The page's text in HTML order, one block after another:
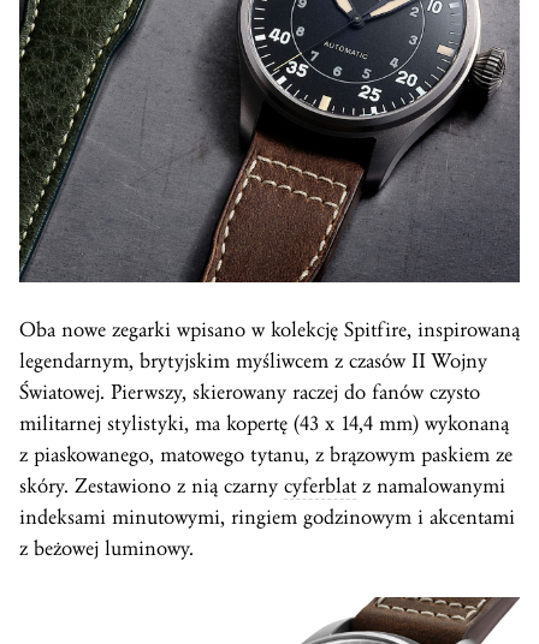
Oba nowe zegarki wpisano w kolekcję Spitfire, inspirowaną
legendarnym, brytyjskim myśliwcem z czasów II Wojny
Światowej. Pierwszy, skierowany raczej do fanów czysto
militarnej stylistyki, ma kopertę (43 x 14,4 mm) wykonaną
z piaskowanego, matowego tytanu, z brązowym paskiem ze
skóry. Zestawiono z nią czarny cyferblatz namalowanymi
indeksami minutowymi, ringiem godzinowym i akcentami
z beżowej luminowy.